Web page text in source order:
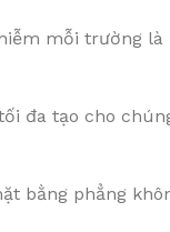
mỗi trường
đa tạo cho
bằng phẳng